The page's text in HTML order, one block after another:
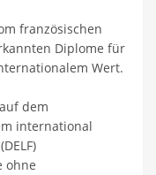
französischen
Diplome für
Wert.
dem
international
ohne